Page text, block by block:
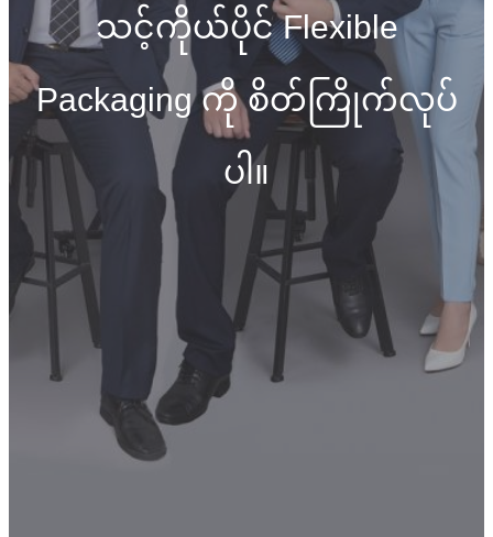
သင့်ကိုယ်ပိုင် Flexible
Packaging ကို စိတ်ကြိုက်လုပ်
ပါ။